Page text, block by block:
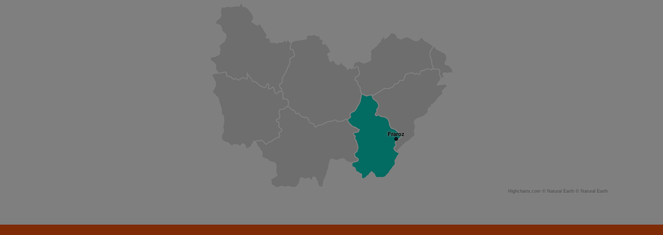
Fraroz
Highcharts.com © Natural Earth © Natural Earth